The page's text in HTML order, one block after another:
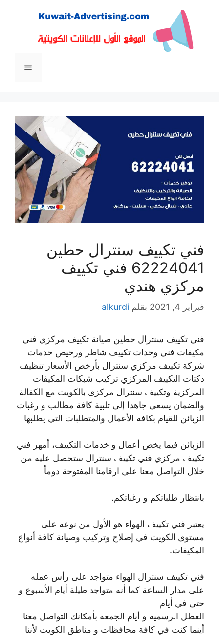
المحتوى
القائمة
فني تكييف سنترال حطين
62224041 فني تكييف
مركزي هندي
فبراير 4, 2021 بقلم alkurdi
فني تكييف سنترال حطين صيانة تكييف مركزي فني
مكيفات فني وحدات تكييف شاطر ورخيص خدمات
شركة تكييف مركزي سنترال بأرخص الأسعار تنظيف
دكتات التكييف المركزي تركيب شبكات المكيفات
المركزية وتكييف سنترال مركزى بالكويت مع الكفالة
والضمان يسعى جاهدا إلى تلبية كافة مطالب و رغبات
الزبائن للقيام بكافة الأعمال والمتطلبات التي يطلبها
الزبائن فيما يخص أعمال و خدمات التكييف، أمهر فني
تكييف مركزي فني تكييف سنترال ستحصل عليه من
خلال التواصل معنا على ارقامنا المفتوحة دوماً
بانتظار طلباتكم و رغباتكم.
يعتبر فني تكييف الهواء هو الأول من نوعه على
مستوى الكويت في إصلاح وتركيب وصيانة كافة أنواع
المكيفات.
فني تكييف سنترال الهواء متواجد على رأس عمله
على مدار الساعة كما أنه متواجد طيلة أيام الأسبوع و
حتى في أيام
العطل الرسمية و أيام الجمعة بأمكانك التواصل معنا
أينما كنت في كافة محافظات و مناطق الكويت لأننا